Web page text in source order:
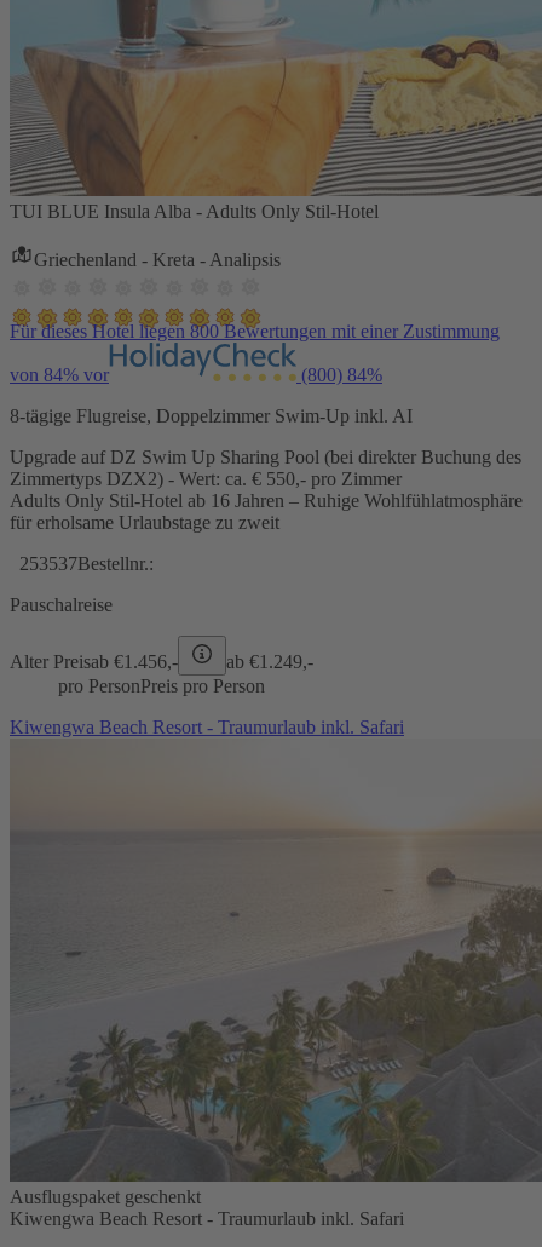
TUI BLUE Insula Alba - Adults Only Stil-Hotel
Griechenland - Kreta - Analipsis
Für dieses Hotel liegen 800 Bewertungen mit einer Zustimmung
von 84% vor (800) 84%
8-tägige Flugreise, Doppelzimmer Swim-Up inkl. AI
Upgrade auf DZ Swim Up Sharing Pool (bei direkter Buchung des
Zimmertyps DZX2) - Wert: ca. € 550,- pro Zimmer
Adults Only Stil-Hotel ab 16 Jahren – Ruhige Wohlfühlatmosphäre
für erholsame Urlaubstage zu zweit
253537Bestellnr.:
Pauschalreise
Alter Preisab €1.456,- ab €1.249,-
pro PersonPreis pro Person
Kiwengwa Beach Resort - Traumurlaub inkl. Safari
Ausflugspaket geschenkt
Kiwengwa Beach Resort - Traumurlaub inkl. Safari